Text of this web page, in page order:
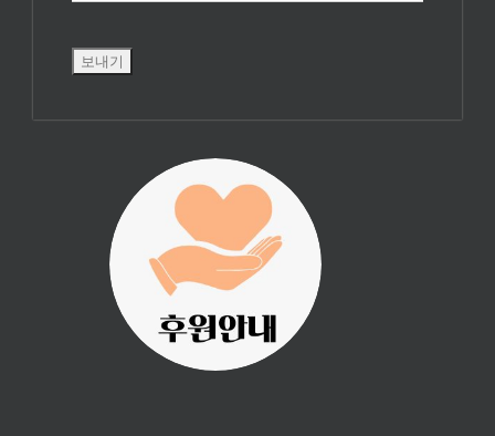
진리횃불 사역은
여러분의 후원으
로 이루어집니다.